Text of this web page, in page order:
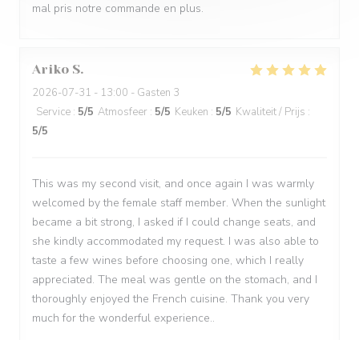
mal pris notre commande en plus.
Ariko S
2026-07-31 - 13:00 - Gasten 3
Service : 5/5 Atmosfeer : 5/5 Keuken : 5/5 Kwaliteit / Prijs :
5/5
This was my second visit, and once again I was warmly
welcomed by the female staff member. When the sunlight
became a bit strong, I asked if I could change seats, and
she kindly accommodated my request. I was also able to
taste a few wines before choosing one, which I really
appreciated. The meal was gentle on the stomach, and I
thoroughly enjoyed the French cuisine. Thank you very
much for the wonderful experience..